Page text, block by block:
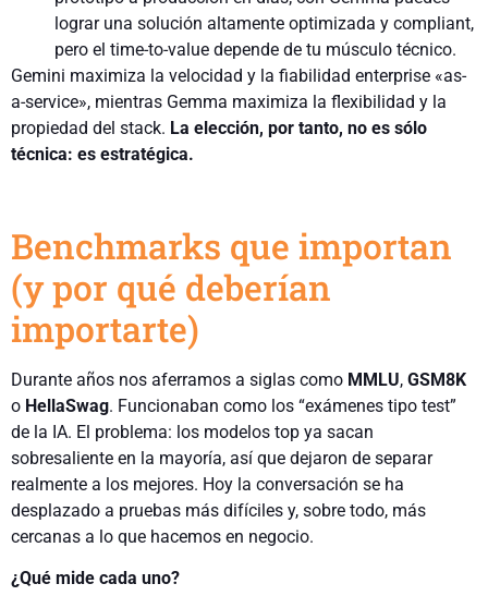
lograr una solución altamente optimizada y compliant,
pero el time-to-value depende de tu músculo técnico.
Gemini maximiza la velocidad y la fiabilidad enterprise «as-
a-service», mientras Gemma maximiza la flexibilidad y la
propiedad del stack. La elección, por tanto, no es sólo
técnica: es estratégica.
Benchmarks que importan
(y por qué deberían
importarte)
Durante años nos aferramos a siglas como MMLU, GSM8K
o HellaSwag. Funcionaban como los “exámenes tipo test”
de la IA. El problema: los modelos top ya sacan
sobresaliente en la mayoría, así que dejaron de separar
realmente a los mejores. Hoy la conversación se ha
desplazado a pruebas más difíciles y, sobre todo, más
cercanas a lo que hacemos en negocio.
¿Qué mide cada uno?